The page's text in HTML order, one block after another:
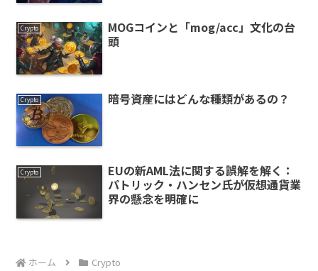
Crypto
MOGコインと「mog/acc」文化の台
頭
Crypto 暗号資産にはどんな種類があるの？
Crypto
EUの新AML法に関する誤解を解く：
パトリック・ハンセン氏が仮想通貨業
界の懸念を明確に
ホーム Crypto